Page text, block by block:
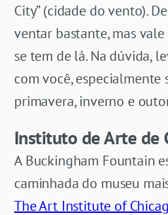
City” (cidade do vento).
ventar bastante, mas
se tem de lá. Na dúvida,
com você,
primavera, inverno e
Instituto de Arte de
A Buckingham Fountain
caminhada do museu
The Art Institute of